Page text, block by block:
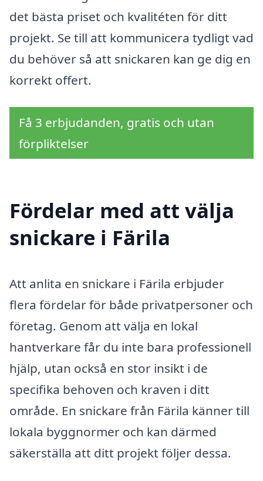
det bästa priset och kvalitéten för ditt
projekt. Se till att kommunicera tydligt vad
du behöver så att snickaren kan ge dig en
korrekt offert.
Få 3 erbjudanden, gratis och utan
förpliktelser
Fördelar med att välja
snickare i Färila
Att anlita en snickare i Färila erbjuder
flera fördelar för både privatpersoner och
företag. Genom att välja en lokal
hantverkare får du inte bara professionell
hjälp, utan också en stor insikt i de
specifika behoven och kraven i ditt
område. En snickare från Färila känner till
lokala byggnormer och kan därmed
säkerställa att ditt projekt följer dessa.